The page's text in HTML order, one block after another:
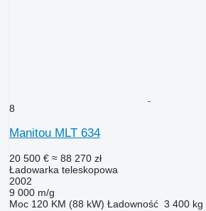
8
Manitou MLT 634
20 500 € ≈ 88 270 zł
Ładowarka teleskopowa
2002
9 000 m/g
Moc 120 KM (88 kW) Ładowność 3 400 kg